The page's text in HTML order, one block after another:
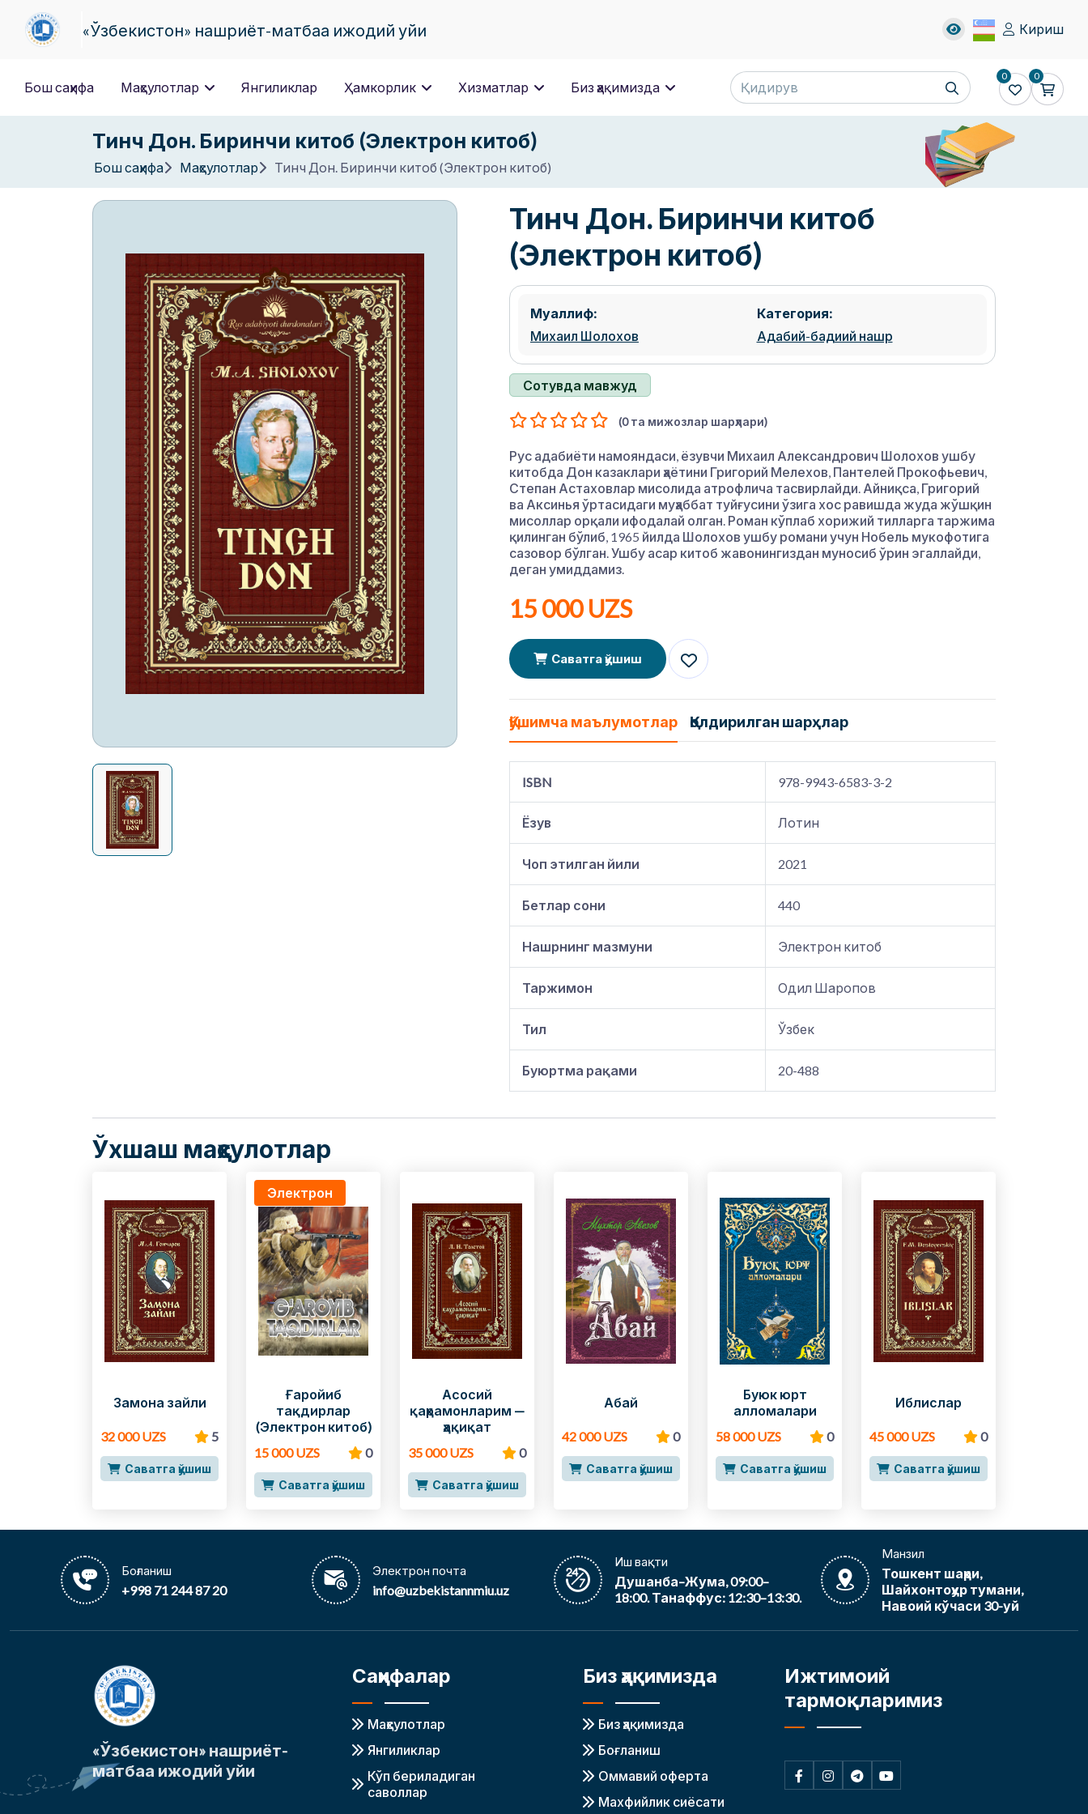
«Ўзбекистон» нашриёт-матбаа ижодий уйи Кириш
Бош саҳифа Маҳсулотлар Янгиликлар Ҳамкорлик Хизматлар Биз ҳақимизда
0 0
Тинч Дон. Биринчи китоб (Электрон китоб)
Бош саҳифа Маҳсулотлар Тинч Дон. Биринчи китоб (Электрон китоб)
Тинч Дон. Биринчи китоб
(Электрон китоб)
Муаллиф:
Михаил Шолохов
Категория:
Адабий-бадиий нашр
Сотувда мавжуд
(0 та мижозлар шарҳлари)
Рус адабиёти намояндаси, ёзувчи Михаил Александрович Шолохов ушбу
китобда Дон казаклари ҳаётини Григорий Мелехов, Пантелей Прокофьевич,
Степан Астаховлар мисолида атрофлича тасвирлайди. Айниқса, Григорий
ва Аксинья ўртасидаги муҳаббат туйғусини ўзига хос равишда жуда жўшқин
мисоллар орқали ифодалай олган. Роман кўплаб хорижий тилларга таржима
қилинган бўлиб, 1965 йилда Шолохов ушбу романи учун Нобель мукофотига
сазовор бўлган. Ушбу асар китоб жавонингиздан муносиб ўрин эгаллайди,
деган умиддамиз.
15 000 UZS
Саватга қўшиш
Қўшимча маълумотлар Қолдирилган шарҳлар
ISBN 978-9943-6583-3-2
Ёзув Лотин
Чоп этилган йили 2021
Бетлар сони 440
Нашрнинг мазмуни Электрон китоб
Таржимон Одил Шаропов
Тил Ўзбек
Буюртма рақами 20-488
Ўхшаш маҳсулотлар
Замона зайли
32 000 UZS 5
Саватга қўшиш
Электрон
Ғаройиб
тақдирлар
(Электрон китоб)
15 000 UZS
0
Саватга қўшиш
Асосий
қаҳрамонларим —
ҳақиқат
35 000 UZS
0
Саватга қўшиш
Абай
42 000 UZS 0
Саватга қўшиш
Буюк юрт
алломалари
58 000 UZS
0
Саватга қўшиш
Иблислар
45 000 UZS 0
Саватга қўшиш
Боғланиш
+998 71 244 87 20
Электрон почта
info@uzbekistannmiu.uz
Иш вақти
Душанба–Жума, 09:00–
18:00. Танаффус: 12:30–13:30.
Манзил
Тошкент шаҳри,
Шайхонтоҳур тумани,
Навоий кўчаси 30-уй
«Ўзбекистон» нашриёт-
матбаа ижодий уйи
Саҳифалар
Маҳсулотлар
Янгиликлар
Кўп бериладиган
саволлар
Биз ҳақимизда
Биз ҳақимизда
Боғланиш
Оммавий оферта
Махфийлик сиёсати
Ижтимоий
тармоқларимиз